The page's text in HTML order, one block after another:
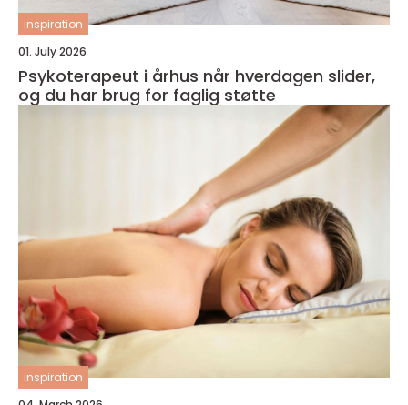
inspiration
01. July 2026
Psykoterapeut i århus når hverdagen slider,
og du har brug for faglig støtte
inspiration